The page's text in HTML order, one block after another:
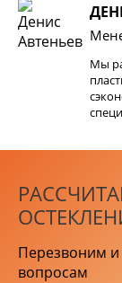
Мы
Перезвоним и
вопросам